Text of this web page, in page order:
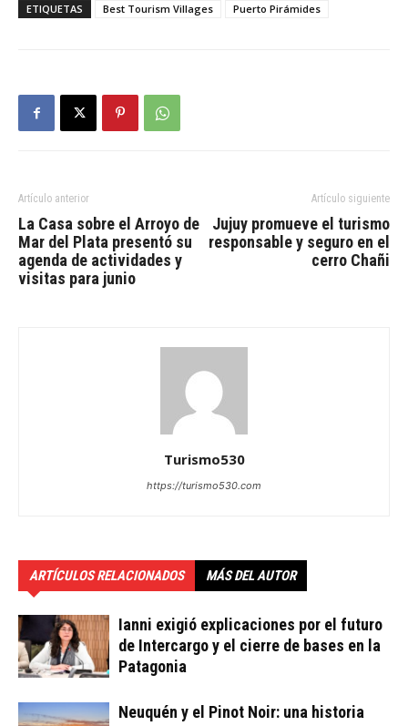
ETIQUETAS Best Tourism Villages Puerto Pirámides
Artículo anterior
La Casa sobre el Arroyo de
Mar del Plata presentó su
agenda de actividades y
visitas para junio
Artículo siguiente
Jujuy promueve el turismo
responsable y seguro en el
cerro Chañi
Turismo530
https://turismo530.com
ARTÍCULOS RELACIONADOS MÁS DEL AUTOR
Ianni exigió explicaciones por el futuro
de Intercargo y el cierre de bases en la
Patagonia
Neuquén y el Pinot Noir: una historia